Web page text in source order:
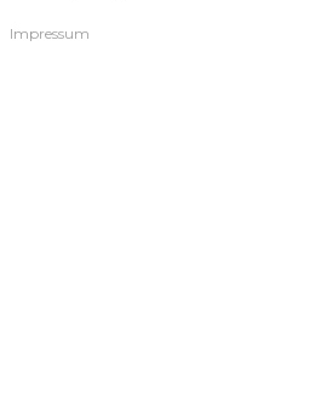
Impressum